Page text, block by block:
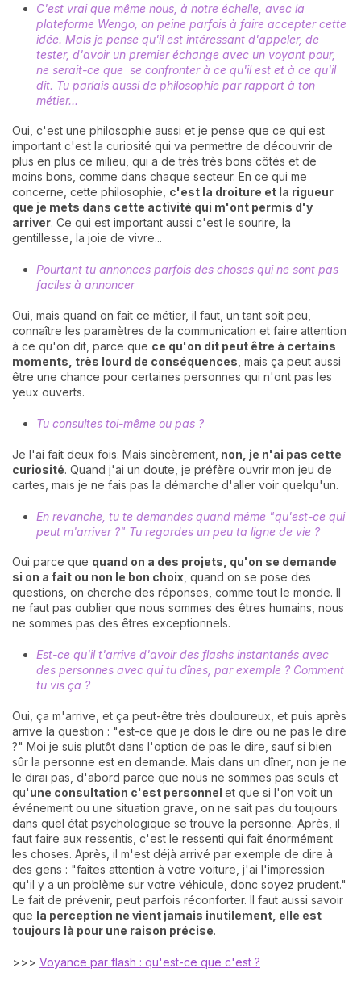
C'est vrai que même nous, à notre échelle, avec la
plateforme Wengo, on peine parfois à faire accepter cette
idée. Mais je pense qu'il est intéressant d'appeler, de
tester, d'avoir un premier échange avec un voyant pour,
ne serait-ce que se confronter à ce qu'il est et à ce qu'il
dit. Tu parlais aussi de philosophie par rapport à ton
métier...
Oui, c'est une philosophie aussi et je pense que ce qui est
important c'est la curiosité qui va permettre de découvrir de
plus en plus ce milieu, qui a de très très bons côtés et de
moins bons, comme dans chaque secteur. En ce qui me
concerne, cette philosophie, c'est la droiture et la rigueur
que je mets dans cette activité qui m'ont permis d'y
arriver. Ce qui est important aussi c'est le sourire, la
gentillesse, la joie de vivre...
Pourtant tu annonces parfois des choses qui ne sont pas
faciles à annoncer
Oui, mais quand on fait ce métier, il faut, un tant soit peu,
connaître les paramètres de la communication et faire attention
à ce qu'on dit, parce que ce qu'on dit peut être à certains
moments, très lourd de conséquences , mais ça peut aussi
être une chance pour certaines personnes qui n'ont pas les
yeux ouverts.
Tu consultes toi-même ou pas ?
Je l'ai fait deux fois. Mais sincèrement, non, je n'ai pas cette
curiosité. Quand j'ai un doute, je préfère ouvrir mon jeu de
cartes, mais je ne fais pas la démarche d'aller voir quelqu'un.
En revanche, tu te demandes quand même "qu'est-ce qui
peut m'arriver ?" Tu regardes un peu ta ligne de vie ?
Oui parce que quand on a des projets, qu'on se demande
si on a fait ou non le bon choix , quand on se pose des
questions, on cherche des réponses, comme tout le monde. Il
ne faut pas oublier que nous sommes des êtres humains, nous
ne sommes pas des êtres exceptionnels.
Est-ce qu'il t'arrive d'avoir des flashs instantanés avec
des personnes avec qui tu dînes, par exemple ? Comment
tu vis ça ?
Oui, ça m'arrive, et ça peut-être très douloureux, et puis après
arrive la question : "est-ce que je dois le dire ou ne pas le dire
?" Moi je suis plutôt dans l'option de pas le dire, sauf si bien
sûr la personne est en demande. Mais dans un dîner, non je ne
le dirai pas, d'abord parce que nous ne sommes pas seuls et
qu'une consultation c'est personnel et que si l'on voit un
événement ou une situation grave, on ne sait pas du toujours
dans quel état psychologique se trouve la personne. Après, il
faut faire aux ressentis, c'est le ressenti qui fait énormément
les choses. Après, il m'est déjà arrivé par exemple de dire à
des gens : "faites attention à votre voiture, j'ai l'impression
qu'il y a un problème sur votre véhicule, donc soyez prudent."
Le fait de prévenir, peut parfois réconforter. Il faut aussi savoir
que la perception ne vient jamais inutilement, elle est
toujours là pour une raison précise.
>>> Voyance par flash : qu'est-ce que c'est ?